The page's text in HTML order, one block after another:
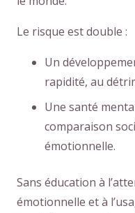
Le risque est double :
Un
rapidité, au
Une santé
comparaison
émotionnelle.
Sans éducation à
émotionnelle et à